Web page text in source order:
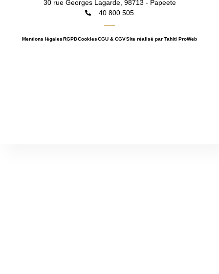
o
o
g
r
o
p
30 rue Georges Lagarde, 98713 - Papeete
40 800 505
Mentions légalesRGPDCookiesCGU & CGVSite réalisé par Tahiti ProWeb